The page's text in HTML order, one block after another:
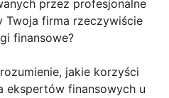
przez profesjonalne
Twoja firma rzeczywiście
finansowe?
jakie korzyści
ekspertów finansowych u